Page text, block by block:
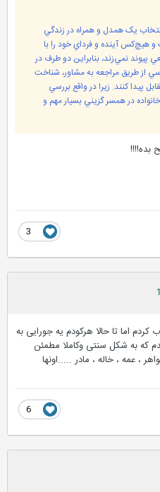
يک همدل و همراه در زندگي
آينده و فرداي خود را با
نمي‌زند، بنابراين دو طرف در
از طريق مراجعه به مشاور، شناخت
کنند. زيرا در واقع بررسي
در همسر گزيني بسيار مهم و
اما تا حالا هرکودم یه جورایی به
که به شکل سنتی وکاملا مطمئن
عمه ، خاله ، مادر .....اونها